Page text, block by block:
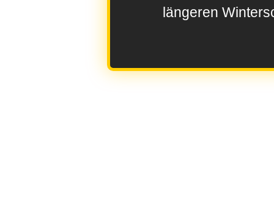
längeren